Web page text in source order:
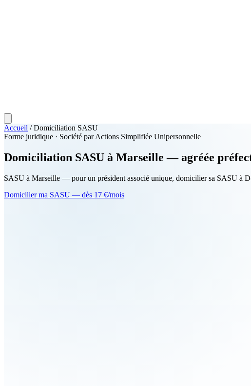
Accueil / Domiciliation SASU
Forme juridique · Société par Actions Simplifiée Unipersonnelle
Domiciliation SASU à Marseille — agréée
SASU à Marseille — pour un président associé unique, domicilier sa SASU à
Domicilier ma SASU — dès 17 €/mois